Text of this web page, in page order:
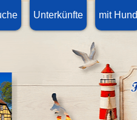
Unterkünfte mit Hund